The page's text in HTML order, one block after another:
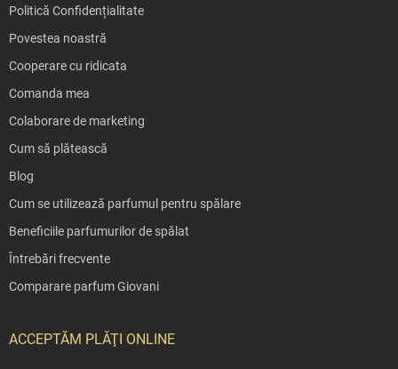
Politică Confidențialitate
Povestea noastră
Cooperare cu ridicata
Comanda mea
Colaborare de marketing
Cum să plătească
Blog
Cum se utilizează parfumul pentru spălare
Beneficiile parfumurilor de spălat
Întrebări frecvente
Comparare parfum Giovani
ACCEPTĂM PLĂŢI ONLINE